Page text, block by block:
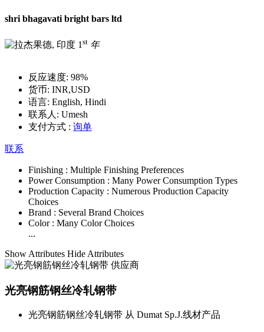
shri bhagavati bright bars ltd
1 st 年
反应速度: 98%
货币: INR,USD
语言: English, Hindi
联系人: Umesh
支付方式 : 询单
联系
Finishing : Multiple Finishing Preferences
Power Consumption : Many Power Consumption Types
Production Capacity : Numerous Production Capacity
Choices
Brand : Several Brand Choices
Color : Many Color Choices
...
Show Attributes Hide Attributes
光亮钢筋钢丝冷轧钢带
光亮钢筋钢丝冷轧钢带 从 Dumat Sp.J.线材产品